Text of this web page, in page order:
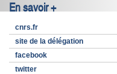
En savoir +
cnrs.fr
site de la délégation
facebook
twitter